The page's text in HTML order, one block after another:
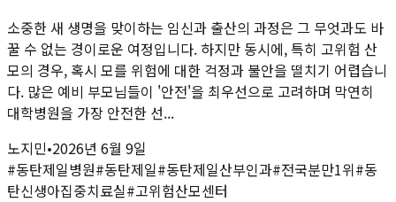
소중한 새 생명을 맞이하는 임신과 출산의 과정은 그 무엇과도 바
꿀 수 없는 경이로운 여정입니다. 하지만 동시에, 특히 고위험 산
모의 경우, 혹시 모를 위험에 대한 걱정과 불안을 떨치기 어렵습니
다. 많은 예비 부모님들이 '안전'을 최우선으로 고려하며 막연히
대학병원을 가장 안전한 선...
노지민•2026년 6월 9일
#동탄제일병원#동탄제일#동탄제일산부인과#전국분만1위#동
탄신생아집중치료실#고위험산모센터